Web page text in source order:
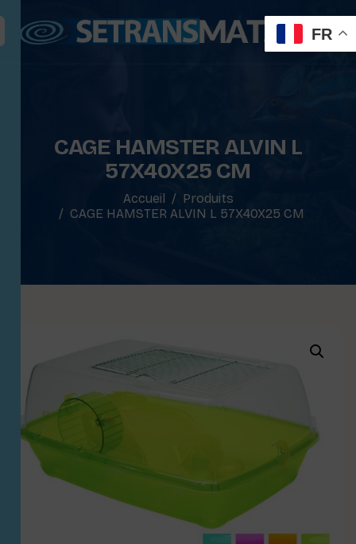
CAGE HAMSTER ALVIN L
57X40X25 CM
Accueil
Produits
CAGE HAMSTER ALVIN L 57X40X25 CM
FR